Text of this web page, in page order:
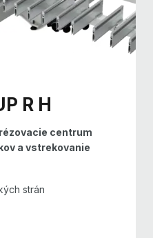
R H
centrum
a vstrekovanie
strán